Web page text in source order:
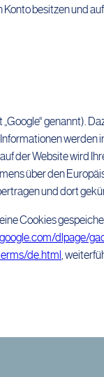
besitzen und
genannt).
werden
der Website wird
über den
und dort
Cookies
dlpage/
de.html ,